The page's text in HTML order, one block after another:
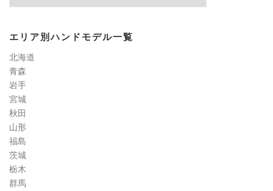
定
コ
ラ
ム
エリア別ハンドモデル一覧
北海道
青森
岩手
宮城
秋田
山形
福島
茨城
栃木
群馬